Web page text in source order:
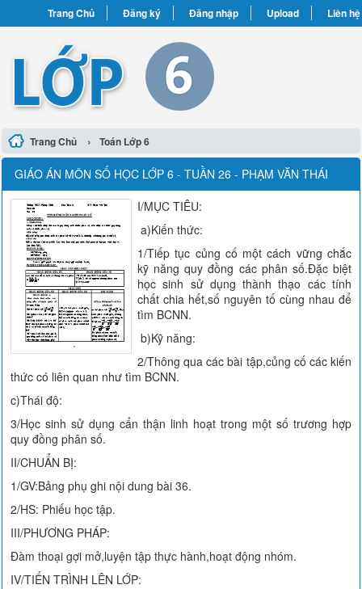
Trang Chủ Đăng ký Đăng nhập Upload Liên hệ
Trang Chủ › Toán Lớp 6
GIÁO ÁN MÔN SỐ HỌC LỚP 6 - TUẦN 26 - PHẠM VĂN THÁI
I/MỤC TIÊU:
a)Kiến thức:
1/Tiếp tục củng cố một cách vững chắc
kỹ năng quy đồng các phân số.Đặc biệt
học sinh sử dụng thành thạo các tính
chất chia hết,số nguyên tố cùng nhau để
tìm BCNN.
b)Kỹ năng:
2/Thông qua các bài tập,củng cố các kiến
thức có liên quan như tìm BCNN.
c)Thái độ:
3/Học sinh sử dụng cẩn thận linh hoạt trong một số trương hợp
quy đồng phân số.
II/CHUẨN BỊ:
1/GV:Bảng phụ ghi nội dung bài 36.
2/HS: Phiếu học tập.
III/PHƯƠNG PHÁP:
Đàm thoại gợi mở,luyện tập thực hành,hoạt động nhóm.
IV/TIẾN TRÌNH LÊN LỚP: